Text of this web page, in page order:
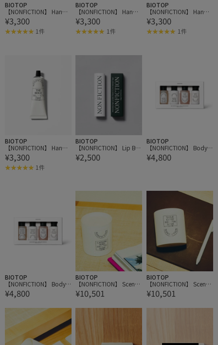
BIOTOP
【NONFICTION】 Hand
Cream 50ml
¥3,300
1件
BIOTOP
【NONFICTION】 Hand
Cream 50ml
¥3,300
1件
BIOTOP
【NONFICTION】 Hand
Cream 50ml
¥3,300
1件
BIOTOP
【NONFICTION】 Hand
Cream 50ml
¥3,300
1件
BIOTOP
【NONFICTION】 Lip Bal
m
¥2,500
BIOTOP
【NONFICTION】 Body
& Hair Mini Travel Set
¥4,800
BIOTOP
【NONFICTION】 Body
& Hair Mini Travel Set
¥4,800
BIOTOP
【NONFICTION】 Scente
d Candle 200g
¥10,501
BIOTOP
【NONFICTION】 Scente
d Candle 200g
¥10,501